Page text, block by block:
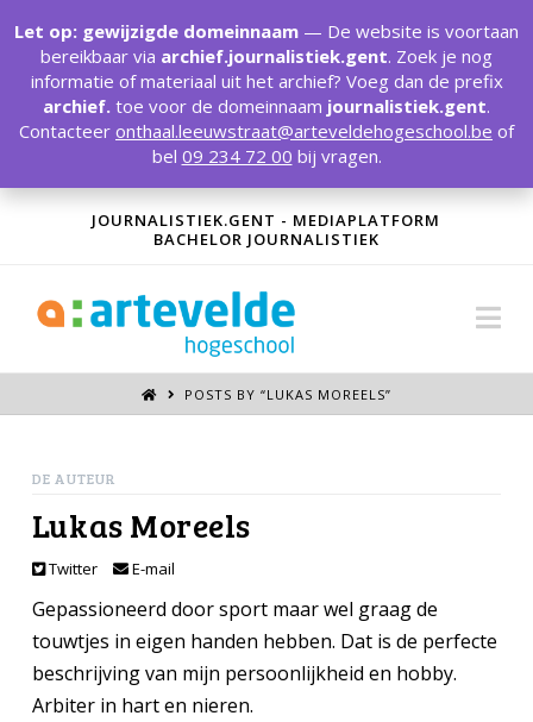
JOURNALISTIEK.GENT - MEDIAPLATFORM
BACHELOR JOURNALISTIEK
POSTS BY “LUKAS MOREELS”
DE AUTEUR
Lukas Moreels
Twitter E-mail
Gepassioneerd door sport maar wel graag de
touwtjes in eigen handen hebben. Dat is de perfecte
beschrijving van mijn persoonlijkheid en hobby.
Arbiter in hart en nieren.
Let op: gewijzigde domeinnaam — De website is voortaan
bereikbaar via archief.journalistiek.gent. Zoek je nog
informatie of materiaal uit het archief? Voeg dan de prefix
archief. toe voor de domeinnaam journalistiek.gent.
Contacteer onthaal.leeuwstraat@arteveldehogeschool.be of
bel 09 234 72 00 bij vragen.